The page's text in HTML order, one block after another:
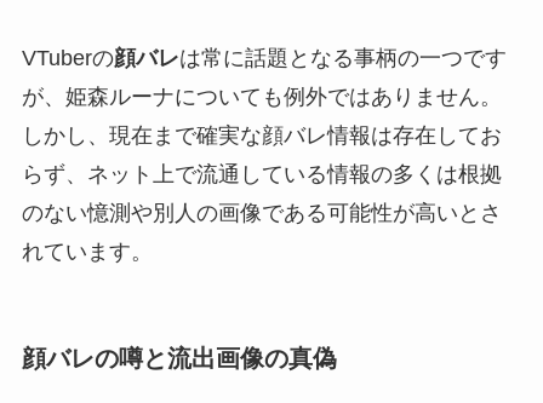
VTuberの顔バレは常に話題となる事柄の一つです
が、姫森ルーナについても例外ではありません。
しかし、現在まで確実な顔バレ情報は存在してお
らず、ネット上で流通している情報の多くは根拠
のない憶測や別人の画像である可能性が高いとさ
れています。
顔バレの噂と流出画像の真偽